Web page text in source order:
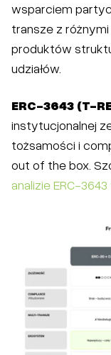
wsparciem
transze z
produktów
udziałów.
ERC-3643 (T-
instytucjonalnej
tożsamości i
out of the box.
analizie ERC-